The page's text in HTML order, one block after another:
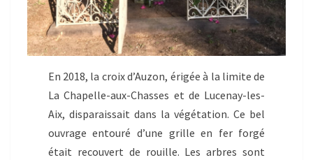
En 2018, la croix d’Auzon, érigée à la limite de
La Chapelle-aux-Chasses et de Lucenay-les-
Aix, disparaissait dans la végétation. Ce bel
ouvrage entouré d’une grille en fer forgé
était recouvert de rouille. Les arbres sont